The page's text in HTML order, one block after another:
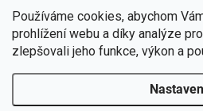
Používáme cookies, abychom
prohlížení webu a díky analýze
zlepšovali jeho funkce, výkon a
FACEBOOK